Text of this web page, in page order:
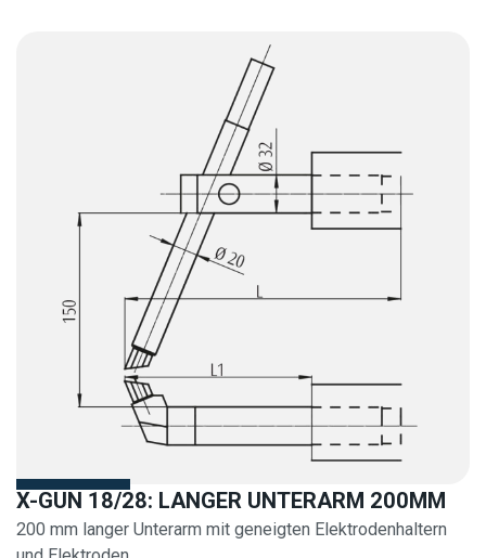
X-GUN 18/28: LANGER UNTERARM 200MM
200 mm langer Unterarm mit geneigten Elektrodenhaltern